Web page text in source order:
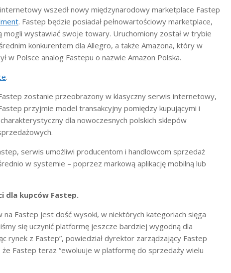
wszedł nowy międzynarodowy marketplace Fastep
. Fastep będzie posiadał pełnowartościowy marketplace,
mogli wystawiać swoje towary. Uruchomiony został w trybie
konkurentem dla Allegro, a także Amazona, który w
w Polsce analog Fastepu o nazwie Amazon Polska.
.
zostanie przeobrazony w klasyczny serwis internetowy,
przyjmie model transakcyjny pomiędzy kupującymi i
dla nowoczesnych polskich sklepów
serwis umożliwi producentom i handlowcom sprzedaż
w systemie – poprzez markową aplikację mobilną lub
dla kupców Fastep.
na Fastep jest dość wysoki, w niektórych kategoriach sięga
się uczynić platformę jeszcze bardziej wygodną dla
rynek z Fastep”, powiedział dyrektor zarządzający Fastep
że Fastep teraz “ewoluuje w platformę do sprzedaży wielu